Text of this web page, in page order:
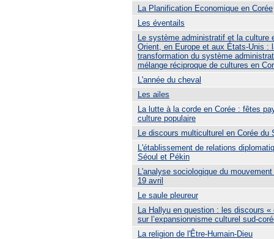
La Planification Economique en Corée
Les éventails
Le système administratif et la culture
Orient, en Europe et aux États-Unis :
transformation du système
mélange réciproque de cultures en
L'année du cheval
Les ailes
La lutte à la corde en Corée : fêtes
culture populaire
Le discours multiculturel en Corée du
L'établissement de relations
Séoul et Pékin
L'analyse sociologique du
19 avril
Le saule pleureur
La Hallyu en question : les discours
sur l’expansionnisme culturel sud-
La religion de l'Être-Humain-Dieu